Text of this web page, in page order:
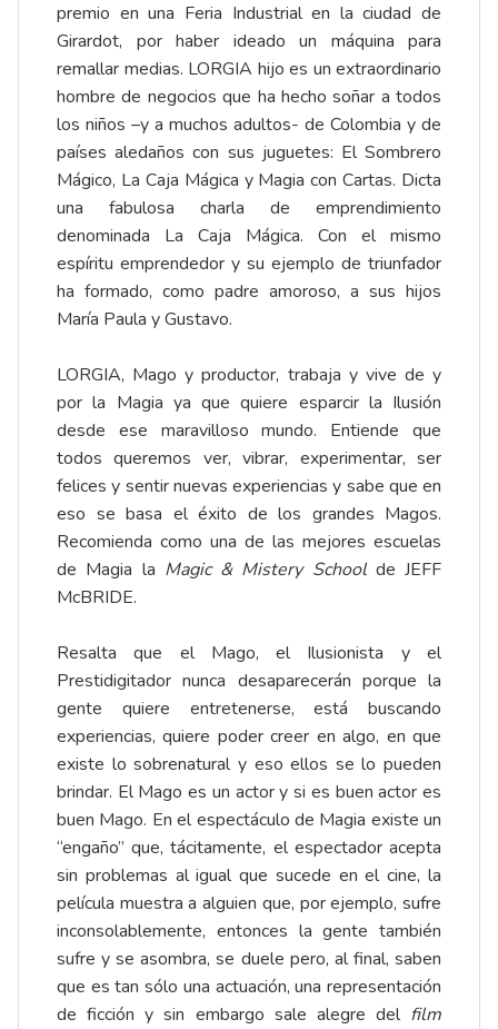
premio en una Feria Industrial en la ciudad de
Girardot, por haber ideado un máquina para
remallar medias. LORGIA hijo es un extraordinario
hombre de negocios que ha hecho soñar a todos
los niños –y a muchos adultos- de Colombia y de
países aledaños con sus juguetes: El Sombrero
Mágico, La Caja Mágica y Magia con Cartas. Dicta
una fabulosa charla de emprendimiento
denominada La Caja Mágica. Con el mismo
espíritu emprendedor y su ejemplo de triunfador
ha formado, como padre amoroso, a sus hijos
María Paula y Gustavo.
LORGIA, Mago y productor, trabaja y vive de y
por la Magia ya que quiere esparcir la Ilusión
desde ese maravilloso mundo. Entiende que
todos queremos ver, vibrar, experimentar, ser
felices y sentir nuevas experiencias y sabe que en
eso se basa el éxito de los grandes Magos.
Recomienda como una de las mejores escuelas
de Magia la Magic & Mistery Schoolde JEFF
McBRIDE.
Resalta que el Mago, el Ilusionista y el
Prestidigitador nunca desaparecerán porque la
gente quiere entretenerse, está buscando
experiencias, quiere poder creer en algo, en que
existe lo sobrenatural y eso ellos se lo pueden
brindar. El Mago es un actor y si es buen actor es
buen Mago. En el espectáculo de Magia existe un
“engaño” que, tácitamente, el espectador acepta
sin problemas al igual que sucede en el cine, la
película muestra a alguien que, por ejemplo, sufre
inconsolablemente, entonces la gente también
sufre y se asombra, se duele pero, al final, saben
que es tan sólo una actuación, una representación
de ficción y sin embargo sale alegre del film